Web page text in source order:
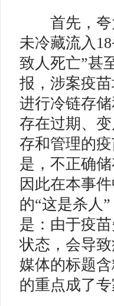
首先，夸
未冷藏流入
致人死亡”甚
报，涉案疫
进行冷链存
存在过期、
存和管理的
是，不正确
因此在本事
的“这是杀人
是：由于疫
状态，会导
媒体的标题
的重点成了